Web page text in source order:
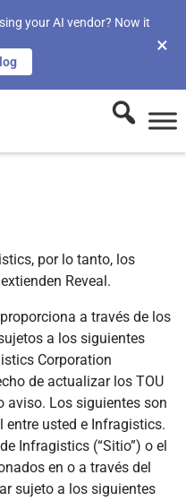
your AI vendor? Now it
×
por lo tanto, los
Reveal.
a través de los
a los siguientes
Corporation
de actualizar los TOU
aviso. Los siguientes son
entre usted e Infragistics.
Infragistics (“Sitio”) o el
en o a través del
sujeto a los siguientes